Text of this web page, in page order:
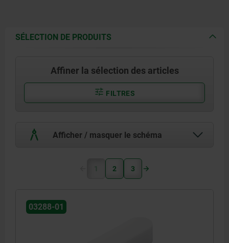
SÉLECTION DE PRODUITS
Affiner la sélection des articles
FILTRES
Afficher / masquer le schéma
1 2 3
03288-01